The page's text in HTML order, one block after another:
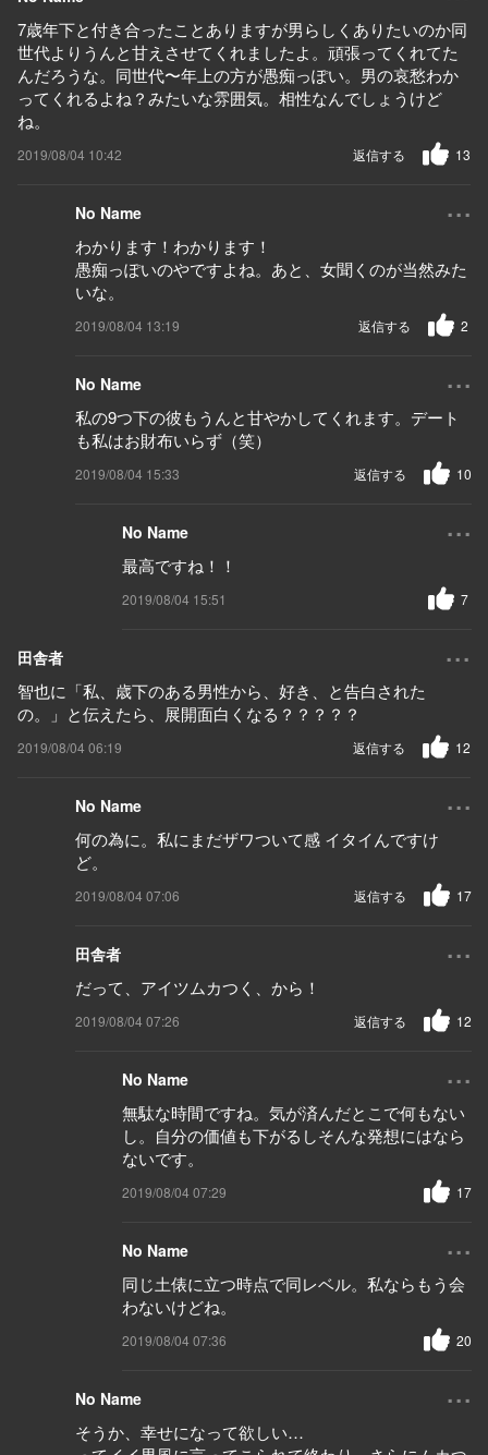
7歳年下と付き合ったことありますが男らしくありたいのか同
世代よりうんと甘えさせてくれましたよ。頑張ってくれてた
んだろうな。同世代〜年上の方が愚痴っぽい。男の哀愁わか
ってくれるよね？みたいな雰囲気。相性なんでしょうけど
ね。
2019/08/04 10:42 13
返信する
No Name ...
わかります！わかります！
愚痴っぽいのやですよね。あと、女聞くのが当然みた
いな。
2019/08/04 13:19 2
返信する
No Name ...
私の9つ下の彼もうんと甘やかしてくれます。デート
も私はお財布いらず（笑）
2019/08/04 15:33 10
返信する
No Name ...
最高ですね！！
2019/08/04 15:51 7
田舎者 ...
智也に「私、歳下のある男性から、好き、と告白された
の。」と伝えたら、展開面白くなる？？？？？
2019/08/04 06:19 12
返信する
No Name ...
何の為に。私にまだザワついて感 イタイんですけ
ど。
2019/08/04 07:06 17
返信する
田舎者 ...
だって、アイツムカつく、から！
2019/08/04 07:26 12
返信する
No Name ...
無駄な時間ですね。気が済んだとこで何もない
し。自分の価値も下がるしそんな発想にはなら
ないです。
2019/08/04 07:29 17
No Name ...
同じ土俵に立つ時点で同レベル。私ならもう会
わないけどね。
2019/08/04 07:36 20
No Name ...
そうか、幸せになって欲しい…